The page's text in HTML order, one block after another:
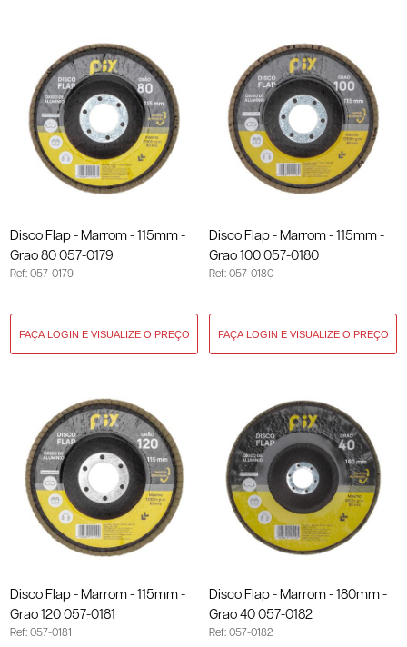
Disco Flap - Marrom - 115mm -
Grao 80 057-0179
Ref: 057-0179
Disco Flap - Marrom - 115mm -
Grao 100 057-0180
Ref: 057-0180
Disco Flap - Marrom - 115mm -
Grao 120 057-0181
Ref: 057-0181
Disco Flap - Marrom - 180mm -
Grao 40 057-0182
Ref: 057-0182